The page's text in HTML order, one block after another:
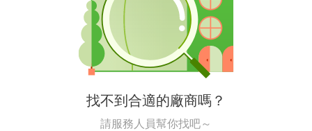
找不到合適的廠商嗎？
請服務人員幫你找吧～